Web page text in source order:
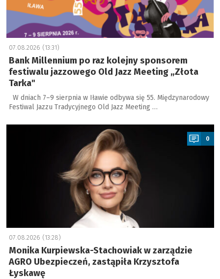
07.08.2026 (13:31)
Bank Millennium po raz kolejny sponsorem
festiwalu jazzowego Old Jazz Meeting „Złota
Tarka"
W dniach 7–9 sierpnia w Iławie odbywa się 55. Międzynarodowy
Festiwal Jazzu Tradycyjnego Old Jazz Meeting …
a
0
07.08.2026 (13:28)
Monika Kurpiewska-Stachowiak w zarządzie
AGRO Ubezpieczeń, zastąpiła Krzysztofa
Łyskawę